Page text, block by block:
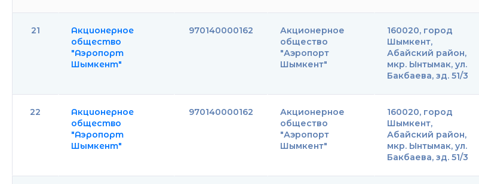
21
Акционерное
общество
"Аэропорт
Шымкент"
970140000162
Акционерное
общество
"Аэропорт
Шымкент"
160020, город
Шымкент,
Абайский район,
мкр. Ынтымак, ул.
Бакбаева, зд. 51/3
22
Акционерное
общество
"Аэропорт
Шымкент"
970140000162
Акционерное
общество
"Аэропорт
Шымкент"
160020, город
Шымкент,
Абайский район,
мкр. Ынтымак, ул.
Бакбаева, зд. 51/3